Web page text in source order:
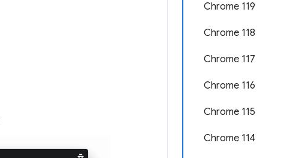
Chrome 119
Chrome 118
Chrome 117
Chrome 116
Chrome 115
Chrome 114